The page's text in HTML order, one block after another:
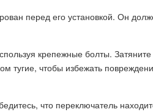
перед его установкой. Он
крепежные болты. Затяните
тугие, чтобы избежать
что переключатель